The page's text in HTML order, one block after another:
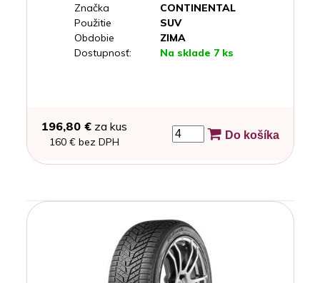
Značka
CONTINENTAL
Použitie
SUV
Obdobie
ZIMA
Dostupnosť:
Na sklade 7 ks
196,80 €za kus
160 € bez DPH
Do košíka